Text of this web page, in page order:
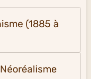
(1885 à